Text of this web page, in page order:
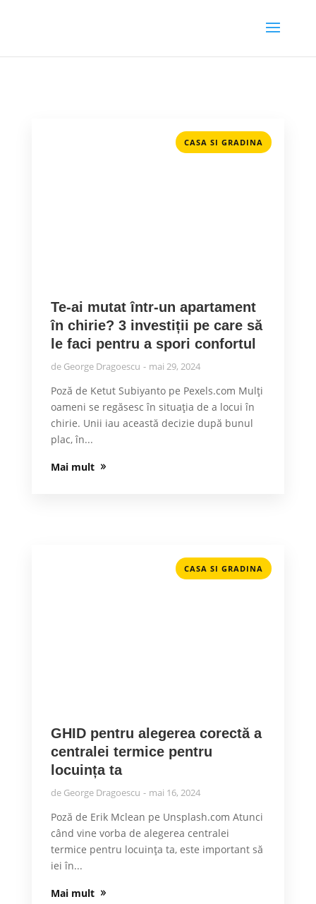
CASA SI GRADINA
Te-ai mutat într-un apartament
în chirie? 3 investiții pe care să
le faci pentru a spori confortul
de George Dragoescu mai 29, 2024
Poză de Ketut Subiyanto pe Pexels.com Mulți
oameni se regăsesc în situația de a locui în
chirie. Unii iau această decizie după bunul
plac, în...
Mai mult
CASA SI GRADINA
GHID pentru alegerea corectă a
centralei termice pentru
locuința ta
de George Dragoescu mai 16, 2024
Poză de Erik Mclean pe Unsplash.com Atunci
când vine vorba de alegerea centralei
termice pentru locuința ta, este important să
iei în...
Mai mult